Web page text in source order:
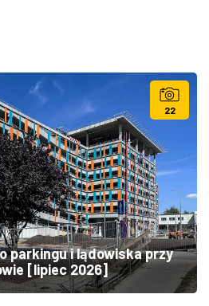
22
parkingu i lądowiska przy
[lipiec 2026]